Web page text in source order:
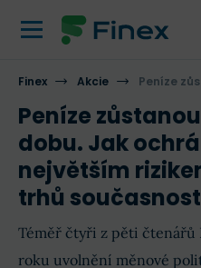
Finex Akcie Peníze zůstanou dražší
Peníze
dobu. Jak
největším
trhů
Téměř čtyři z pěti čtenářů
roku uvolnění měnové